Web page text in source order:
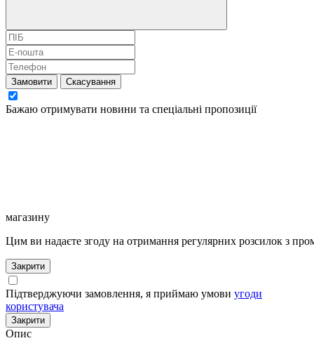
Замовити Скасування
Бажаю отримувати новини та спеціальні пропозиції
магазину
Цим ви надаєте згоду на отримання регулярних розсилок з
Закрити
Підтверджуючи замовлення, я приймаю умови угоди
користувача
Закрити
Опис